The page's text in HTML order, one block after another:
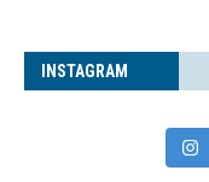
INS­TA­GRAM